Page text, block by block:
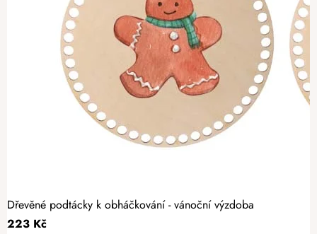
Dřevěné podtácky k obháčkování - vánoční výzdoba
223 Kč